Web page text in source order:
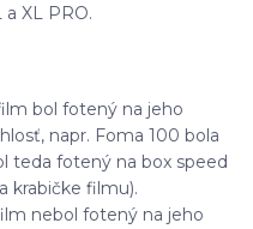
XL PRO.
bol fotený na jeho
napr. Foma 100 bola
teda fotený na box speed
krabičke filmu).
nebol fotený na jeho